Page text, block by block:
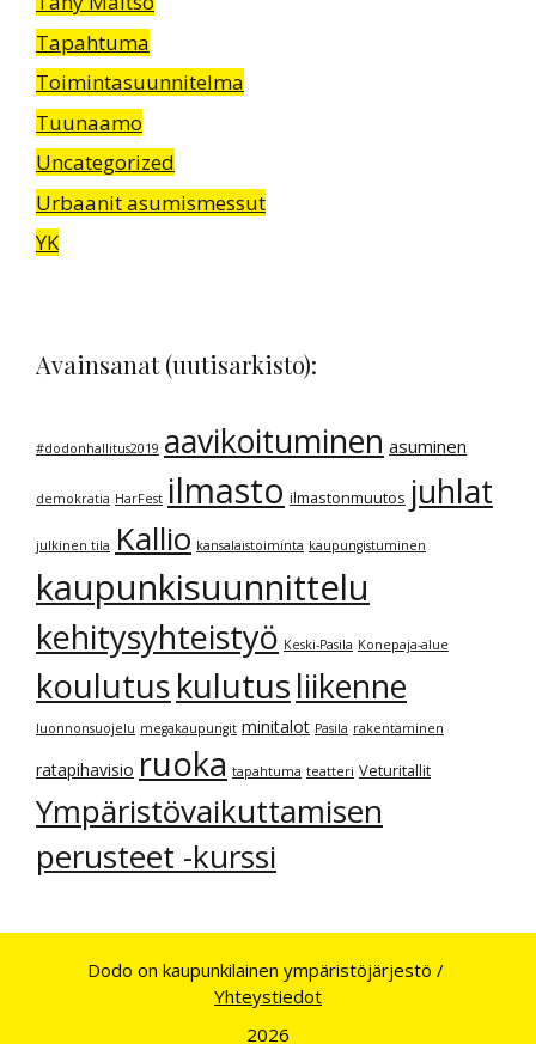
Tapahtuma
Toimintasuunnitelma
Tuunaamo
Uncategorized
Urbaanit asumismessut
YK
Avainsanat (uutisarkisto):
#dodonhallitus2019 aavikoituminen asuminen
demokratia HarFest ilmasto ilmastonmuutos juhlat
julkinen tila Kallio kansalaistoiminta kaupungistuminen
kaupunkisuunnittelu
kehitysyhteistyö Keski-Pasila Konepaja-alue
koulutuskulutusliikenne
luonnonsuojelu megakaupungit minitalot Pasila rakentaminen
ratapihavisio ruoka tapahtuma teatteri Veturitallit
Ympäristövaikuttamisen
perusteet -kurssi
Dodo on kaupunkilainen ympäristöjärjestö /
Yhteystiedot
2026